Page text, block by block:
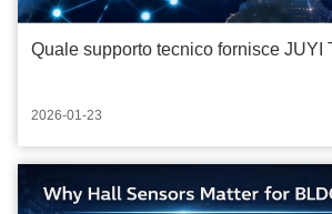
Quale supporto tecnico fornisce JUYI
2026-01-23